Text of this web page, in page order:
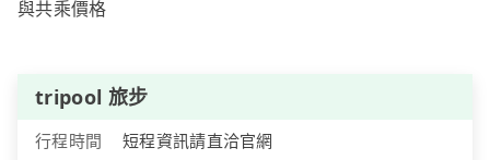
與共乘價格
tripool 旅步
行程時間
短程資訊請直洽官網